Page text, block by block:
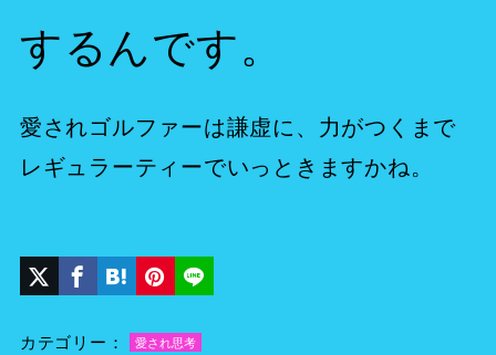
するんです。
愛されゴルファーは謙虚に、力がつくまで
レギュラーティーでいっときますかね。
カテゴリー： 愛され思考